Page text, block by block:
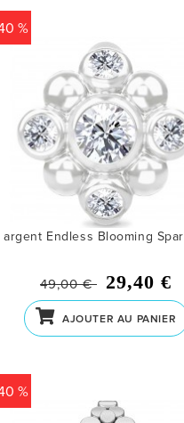
%
argent Endless Blooming
49,00 € 29,40 €
AJOUTER AU PANIER
%